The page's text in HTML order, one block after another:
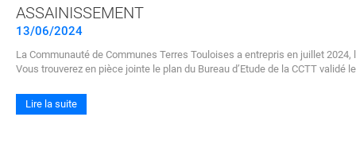
ASSAINISSEMENT
13/06/2024
La Communauté de Communes Terres Touloises a entrepris en juillet
Vous trouverez en pièce jointe le plan du Bureau d’Etude de la CCTT validé
Lire la suite